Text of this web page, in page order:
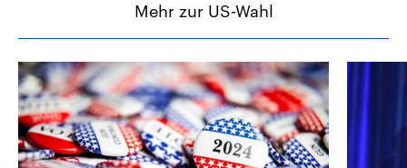
Mehr zur US-Wahl